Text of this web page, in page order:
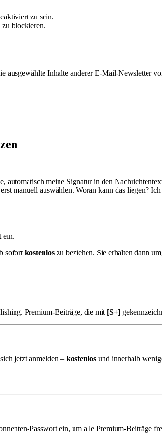
zu sein.
zu blockieren.
ausgewählte Inhalte anderer E-Mail-Newsletter
meine Signatur in den
manuell auswählen. Woran kann das liegen?
ein.
sofort kostenlos zu beziehen. Sie erhalten dann
Premium-Beiträge, die mit [S+]
jetzt anmelden – kostenlos und innerhalb
Passwort ein, um alle Premium-Beiträge